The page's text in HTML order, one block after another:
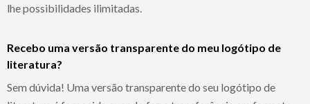
lhe possibilidades ilimitadas.
Recebo uma versão transparente do meu logótipo de
literatura?
Sem dúvida! Uma versão transparente do seu logótipo de